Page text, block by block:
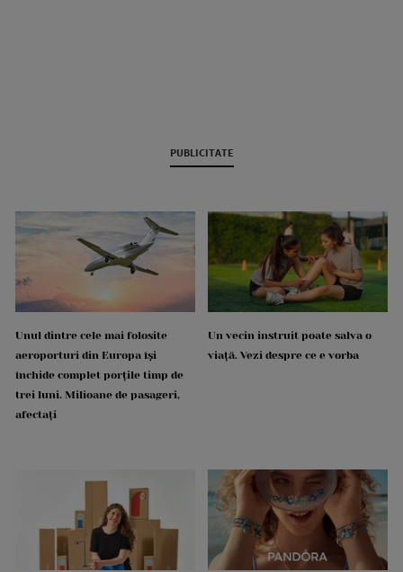
PUBLICITATE
Unul dintre cele mai folosite
aeroporturi din Europa își
închide complet porțile timp de
trei luni. Milioane de pasageri,
afectați
Un vecin instruit poate salva o
viață. Vezi despre ce e vorba